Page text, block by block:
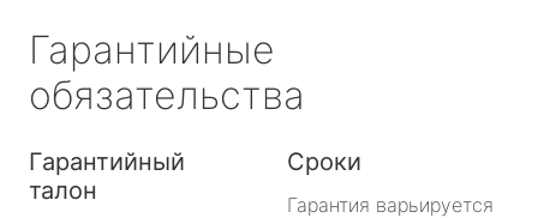
Гарантийные
обязательства
Гарантийный
талон
Сроки
Гарантия варьируется